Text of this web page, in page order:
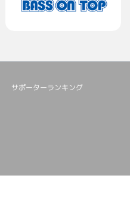
サポーターランキング